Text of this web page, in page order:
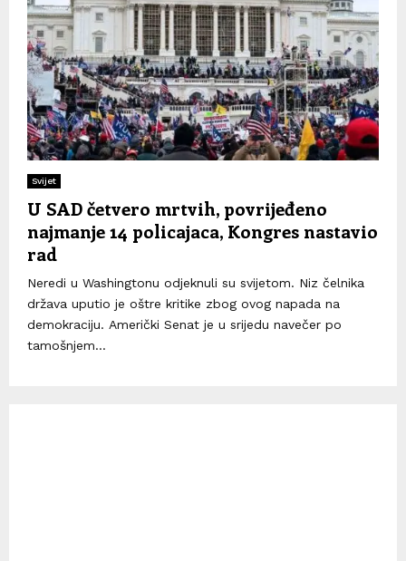
Svijet
U SAD četvero mrtvih, povrijeđeno
najmanje 14 policajaca, Kongres nastavio
rad
Neredi u Washingtonu odjeknuli su svijetom. Niz čelnika
država uputio je oštre kritike zbog ovog napada na
demokraciju. Američki Senat je u srijedu navečer po
tamošnjem...